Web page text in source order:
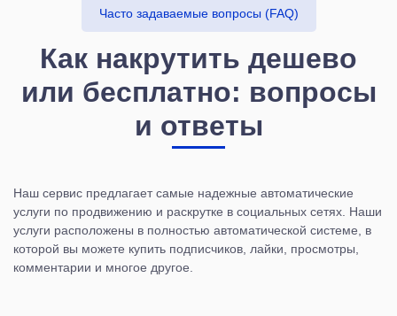
Часто задаваемые вопросы (FAQ)
Как накрутить дешево
или бесплатно: вопросы
и ответы
Наш сервис предлагает самые надежные автоматические
услуги по продвижению и раскрутке в социальных сетях. Наши
услуги расположены в полностью автоматической системе, в
которой вы можете купить подписчиков, лайки, просмотры,
комментарии и многое другое.